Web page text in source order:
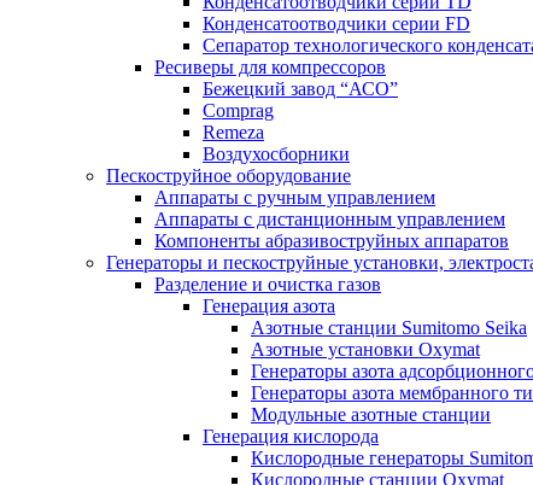
Конденсатоотводчики серии FD
Сепаратор технологического
Ресиверы для компрессоров
Бежецкий завод “АСО”
Comprag
Remeza
Воздухосборники
Пескоструйное оборудование
Аппараты с ручным управлением
Аппараты с дистанционным управлением
Компоненты абразивоструйных аппаратов
Генераторы и пескоструйные установки,
Разделение и очистка газов
Генерация азота
Азотные станции Sumitomo Seika
Азотные установки Oxymat
Генераторы азота
Генераторы азота мембранного
Модульные азотные станции
Генерация кислорода
Кислородные генераторы
Кислородные станции Oxymat